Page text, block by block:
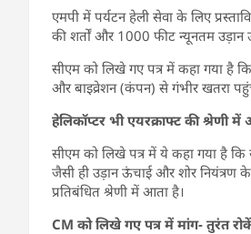
एमपी में पर्यटन हेली सेवा के लिए
की शर्तों और 1000 फीट न्यूनतम उड़ान
सीएम को लिखे गए पत्र में कहा गया है
और बाइव्रेशन (कंपन) से गंभीर खतरा
हेलिकॉप्टर भी एयरक्राफ्ट की श्रेणी
सीएम को लिखे पत्र में ये कहा गया है कि
जैसी ही उड़ान ऊंचाई और शोर नियंत्रण
प्रतिबंधित श्रेणी में आता है।
CM को लिखे गए पत्र में मांग- तुरंत